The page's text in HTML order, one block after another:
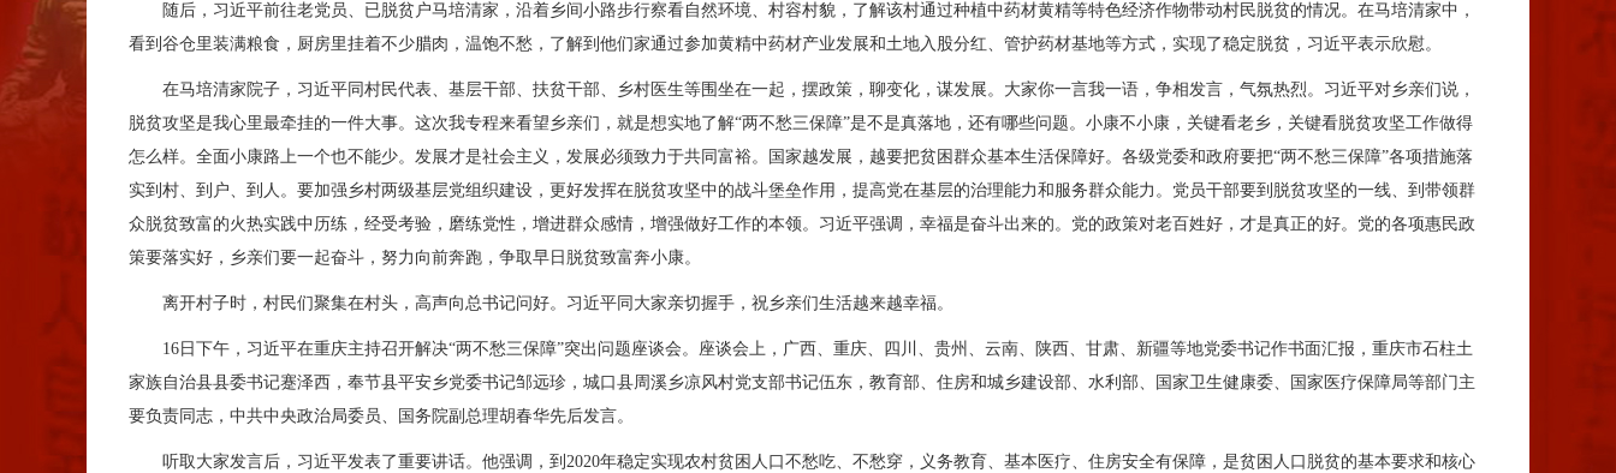
随后，习近平前往老党员、已脱贫户马培清家，沿着乡间小路步行察看自然环境、村容村貌，了解该村通过种植中药材黄精等特色经济作物带动村民脱贫的情况。在马培清家中，
看到谷仓里装满粮食，厨房里挂着不少腊肉，温饱不愁，了解到他们家通过参加黄精中药材产业发展和土地入股分红、管护药材基地等方式，实现了稳定脱贫，习近平表示欣慰。
在马培清家院子，习近平同村民代表、基层干部、扶贫干部、乡村医生等围坐在一起，摆政策，聊变化，谋发展。大家你一言我一语，争相发言，气氛热烈。习近平对乡亲们说，
脱贫攻坚是我心里最牵挂的一件大事。这次我专程来看望乡亲们，就是想实地了解“两不愁三保障”是不是真落地，还有哪些问题。小康不小康，关键看老乡，关键看脱贫攻坚工作做得
怎么样。全面小康路上一个也不能少。发展才是社会主义，发展必须致力于共同富裕。国家越发展，越要把贫困群众基本生活保障好。各级党委和政府要把“两不愁三保障”各项措施落
实到村、到户、到人。要加强乡村两级基层党组织建设，更好发挥在脱贫攻坚中的战斗堡垒作用，提高党在基层的治理能力和服务群众能力。党员干部要到脱贫攻坚的一线、到带领群
众脱贫致富的火热实践中历练，经受考验，磨练党性，增进群众感情，增强做好工作的本领。习近平强调，幸福是奋斗出来的。党的政策对老百姓好，才是真正的好。党的各项惠民政
策要落实好，乡亲们要一起奋斗，努力向前奔跑，争取早日脱贫致富奔小康。
离开村子时，村民们聚集在村头，高声向总书记问好。习近平同大家亲切握手，祝乡亲们生活越来越幸福。
16日下午，习近平在重庆主持召开解决“两不愁三保障”突出问题座谈会。座谈会上，广西、重庆、四川、贵州、云南、陕西、甘肃、新疆等地党委书记作书面汇报，重庆市石柱土
家族自治县县委书记蹇泽西，奉节县平安乡党委书记邹远珍，城口县周溪乡凉风村党支部书记伍东，教育部、住房和城乡建设部、水利部、国家卫生健康委、国家医疗保障局等部门主
要负责同志，中共中央政治局委员、国务院副总理胡春华先后发言。
听取大家发言后，习近平发表了重要讲话。他强调，到2020年稳定实现农村贫困人口不愁吃、不愁穿，义务教育、基本医疗、住房安全有保障，是贫困人口脱贫的基本要求和核心